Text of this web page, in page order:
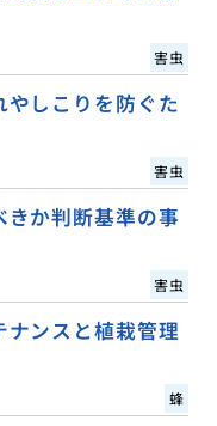
害虫
しこりを防ぐた
害虫
か判断基準の事
害虫
ナンスと植栽管理
蜂